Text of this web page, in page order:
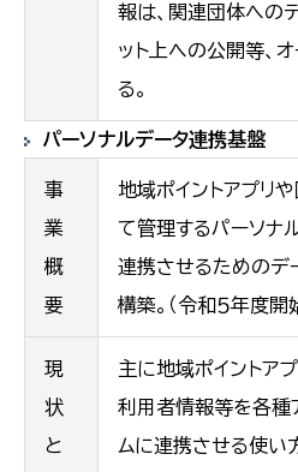
報は、関連団体への
ット上への公開等、
る。
パーソナルデータ連携基盤
事
業
概
要
地域ポイントアプリ
て管理するパーソナ
連携させるためのデ
構築。（令和５年度開
現
状
と
主に地域ポイントア
利用者情報等を各種
ムに連携させる使い